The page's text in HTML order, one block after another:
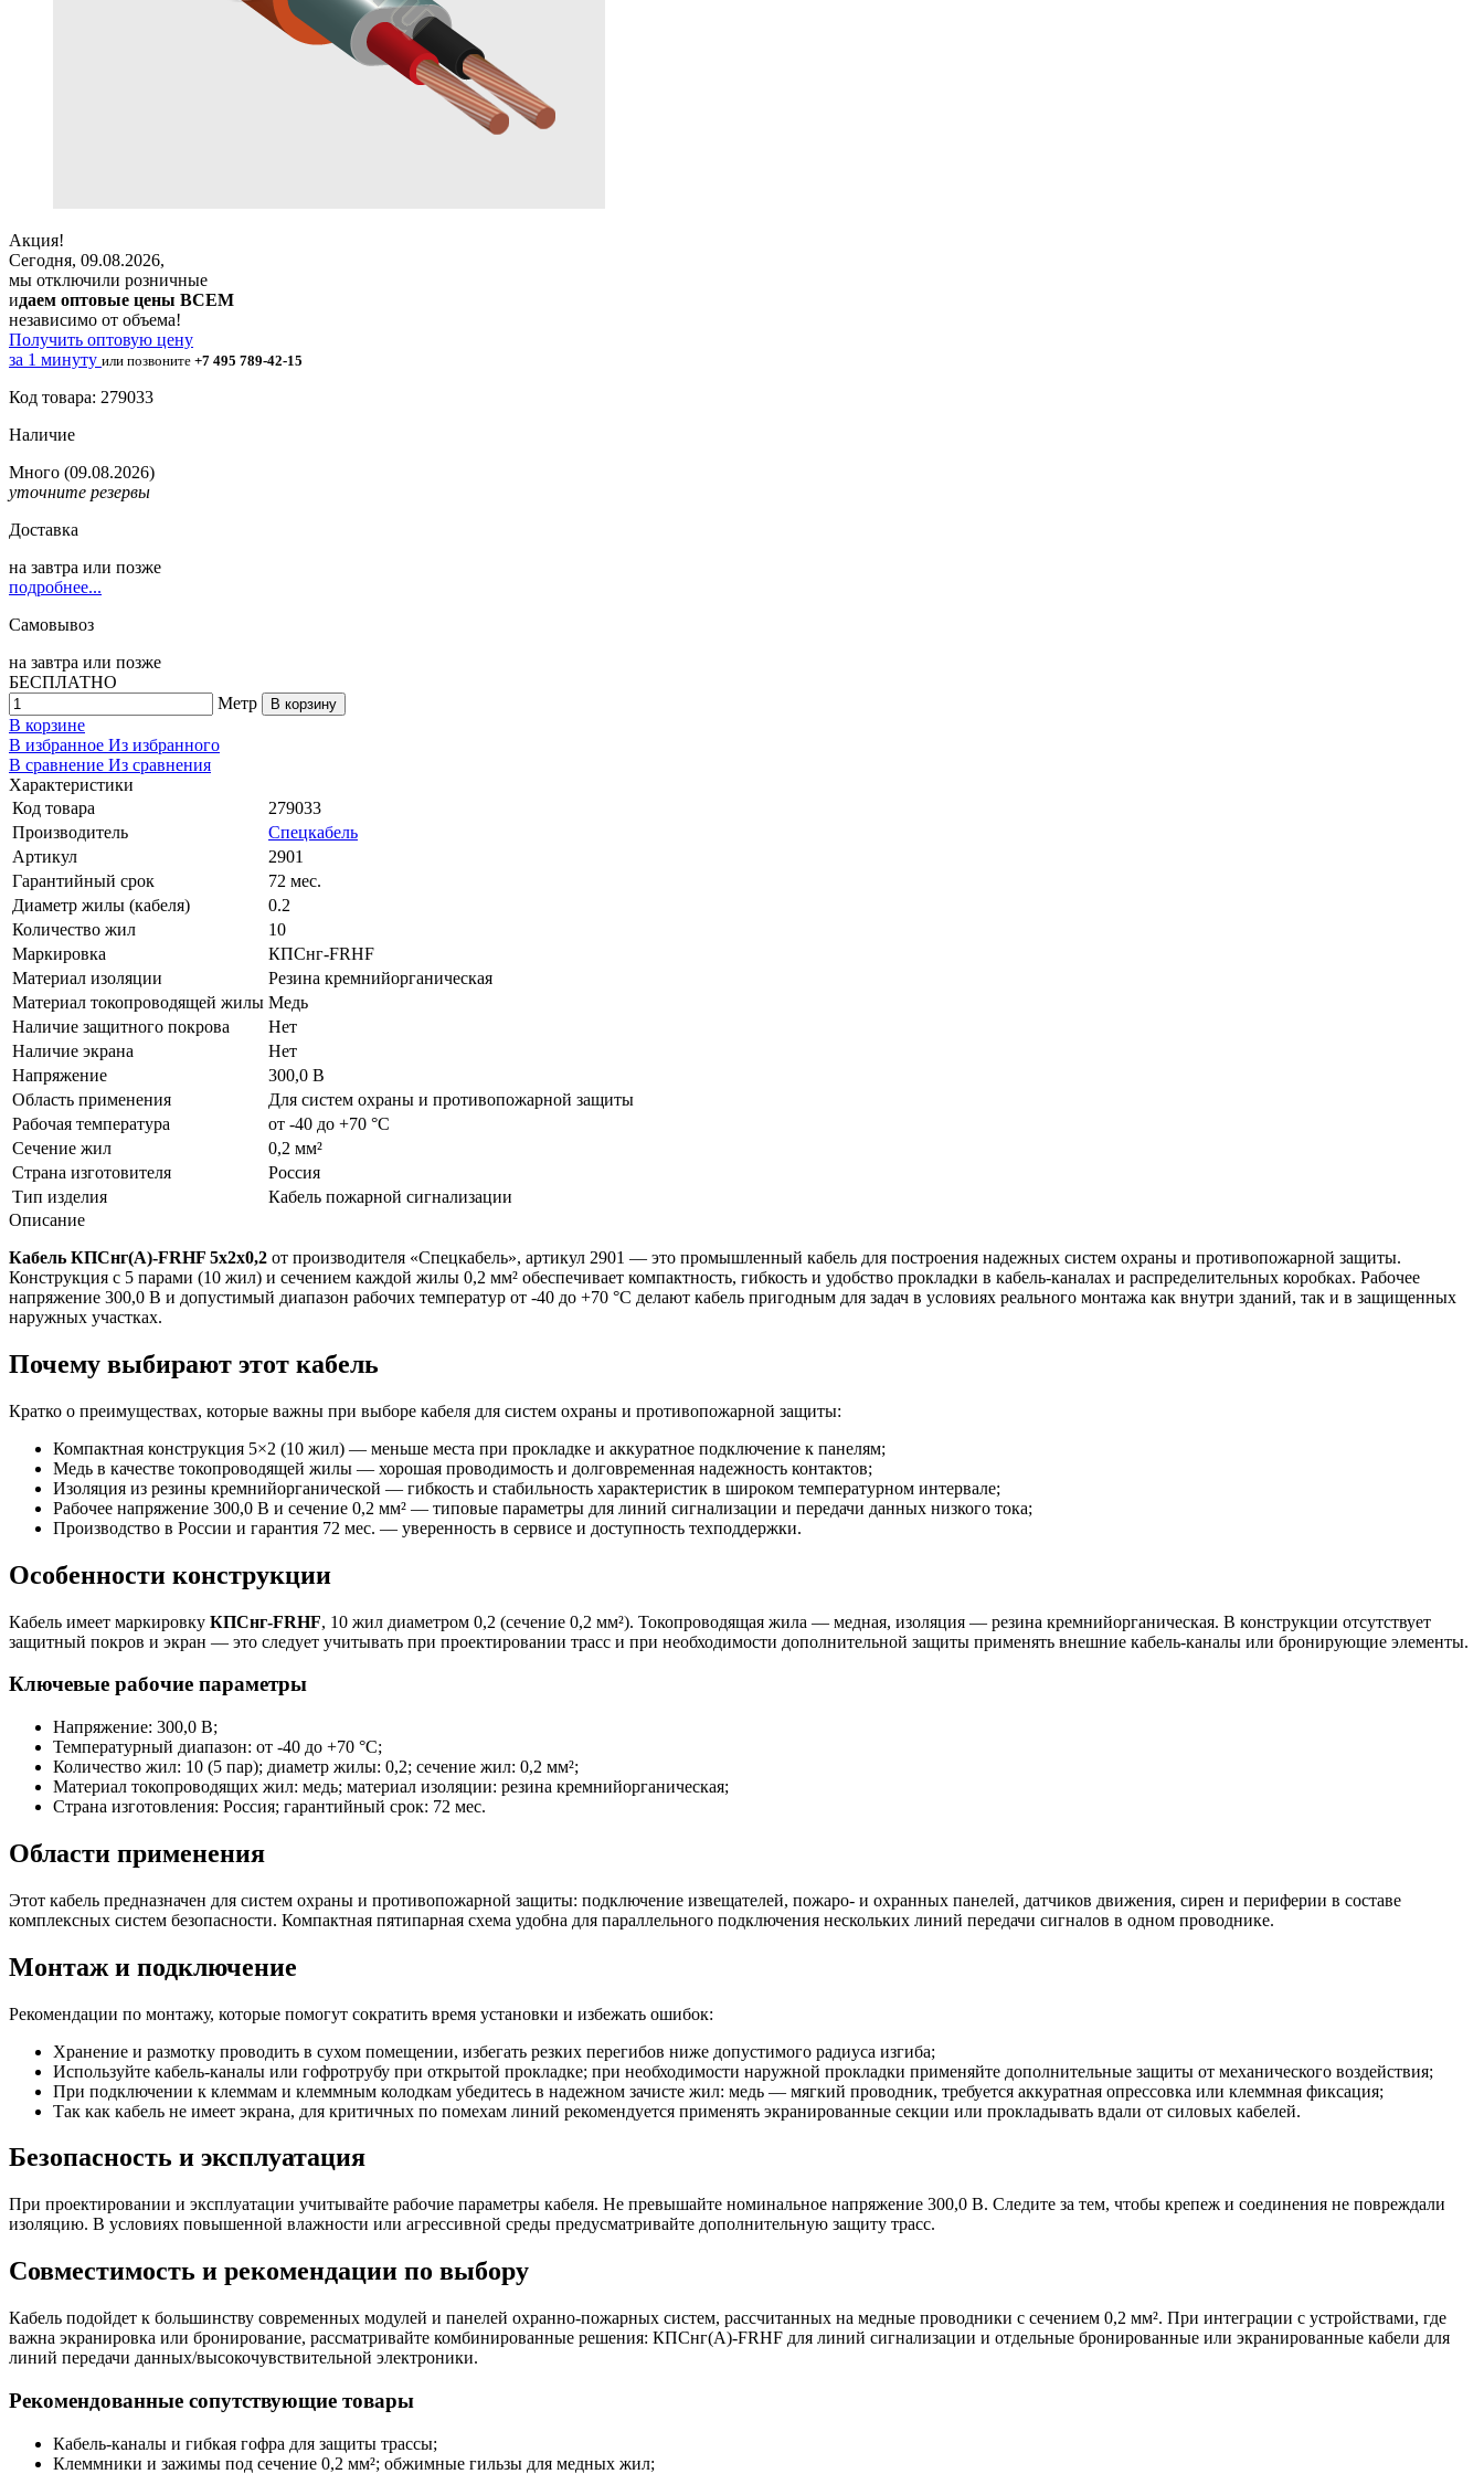
Акция!
Сегодня, 09.08.2026,
мы отключили розничные
идаем оптовые цены ВСЕМ
независимо от объема!
Получить оптовую цену
за 1 минуту или позвоните +7 495 789-42-15
Код товара: 279033
Наличие
Много (09.08.2026)
уточните резервы
Доставка
на завтра или позже
подробнее...
Самовывоз
на завтра или позже
БЕСПЛАТНО
Метр
В корзину
В корзине
В избранное Из избранного
В сравнение Из сравнения
Характеристики
Код товара
279033
Производитель
Спецкабель
Артикул
2901
Гарантийный срок
72 мес.
Диаметр жилы (кабеля)
0.2
Количество жил
10
Маркировка
КПСнг-FRHF
Материал изоляции
Резина кремнийорганическая
Материал токопроводящей жилы Медь
Наличие защитного покрова
Нет
Наличие экрана
Нет
Напряжение
300,0 В
Область применения
Для систем охраны и противопожарной защиты
Рабочая температура
от -40 до +70 °C
Сечение жил
0,2 мм²
Страна изготовителя
Россия
Тип изделия
Кабель пожарной сигнализации
Описание
Кабель КПСнг(А)-FRHF 5х2х0,2 от производителя «Спецкабель», артикул 2901 — это промышленный кабель для построения надежных систем охраны и противопожарной защиты.
Конструкция с 5 парами (10 жил) и сечением каждой жилы 0,2 мм² обеспечивает компактность, гибкость и удобство прокладки в кабель-каналах и распределительных коробках. Рабочее
напряжение 300,0 В и допустимый диапазон рабочих температур от -40 до +70 °C делают кабель пригодным для задач в условиях реального монтажа как внутри зданий, так и в защищенных
наружных участках.
Почему выбирают этот кабель
Кратко о преимуществах, которые важны при выборе кабеля для систем охраны и противопожарной защиты:
Компактная конструкция 5×2 (10 жил) — меньше места при прокладке и аккуратное подключение к панелям;
Медь в качестве токопроводящей жилы — хорошая проводимость и долговременная надежность контактов;
Изоляция из резины кремнийорганической — гибкость и стабильность характеристик в широком температурном интервале;
Рабочее напряжение 300,0 В и сечение 0,2 мм² — типовые параметры для линий сигнализации и передачи данных низкого тока;
Производство в России и гарантия 72 мес. — уверенность в сервисе и доступность техподдержки.
Особенности конструкции
Кабель имеет маркировку КПСнг-FRHF, 10 жил диаметром 0,2 (сечение 0,2 мм²). Токопроводящая жила — медная, изоляция — резина кремнийорганическая. В конструкции отсутствует
защитный покров и экран — это следует учитывать при проектировании трасс и при необходимости дополнительной защиты применять внешние кабель-каналы или бронирующие элементы.
Ключевые рабочие параметры
Напряжение: 300,0 В;
Температурный диапазон: от -40 до +70 °C;
Количество жил: 10 (5 пар); диаметр жилы: 0,2; сечение жил: 0,2 мм²;
Материал токопроводящих жил: медь; материал изоляции: резина кремнийорганическая;
Страна изготовления: Россия; гарантийный срок: 72 мес.
Области применения
Этот кабель предназначен для систем охраны и противопожарной защиты: подключение извещателей, пожаро- и охранных панелей, датчиков движения, сирен и периферии в составе
комплексных систем безопасности. Компактная пятипарная схема удобна для параллельного подключения нескольких линий передачи сигналов в одном проводнике.
Монтаж и подключение
Рекомендации по монтажу, которые помогут сократить время установки и избежать ошибок:
Хранение и размотку проводить в сухом помещении, избегать резких перегибов ниже допустимого радиуса изгиба;
Используйте кабель-каналы или гофротрубу при открытой прокладке; при необходимости наружной прокладки применяйте дополнительные защиты от механического воздействия;
При подключении к клеммам и клеммным колодкам убедитесь в надежном зачисте жил: медь — мягкий проводник, требуется аккуратная опрессовка или клеммная фиксация;
Так как кабель не имеет экрана, для критичных по помехам линий рекомендуется применять экранированные секции или прокладывать вдали от силовых кабелей.
Безопасность и эксплуатация
При проектировании и эксплуатации учитывайте рабочие параметры кабеля. Не превышайте номинальное напряжение 300,0 В. Следите за тем, чтобы крепеж и соединения не повреждали
изоляцию. В условиях повышенной влажности или агрессивной среды предусматривайте дополнительную защиту трасс.
Совместимость и рекомендации по выбору
Кабель подойдет к большинству современных модулей и панелей охранно-пожарных систем, рассчитанных на медные проводники с сечением 0,2 мм². При интеграции с устройствами, где
важна экранировка или бронирование, рассматривайте комбинированные решения: КПСнг(А)-FRHF для линий сигнализации и отдельные бронированные или экранированные кабели для
линий передачи данных/высокочувствительной электроники.
Рекомендованные сопутствующие товары
Кабель-каналы и гибкая гофра для защиты трассы;
Клеммники и зажимы под сечение 0,2 мм²; обжимные гильзы для медных жил;